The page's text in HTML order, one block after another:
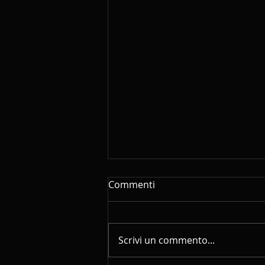
Estate 2026
Commenti
Scrivi un commento...